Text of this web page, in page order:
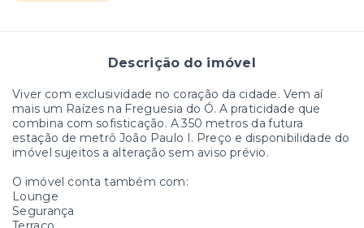
Descrição do imóvel
Viver com exclusividade no coração da cidade. Vem aí
mais um Raízes na Freguesia do Ó. A praticidade que
combina com sofisticação. A 350 metros da futura
estação de metrô João Paulo I. Preço e disponibilidade do
imóvel sujeitos a alteração sem aviso prévio.
O imóvel conta também com:
Lounge
Segurança